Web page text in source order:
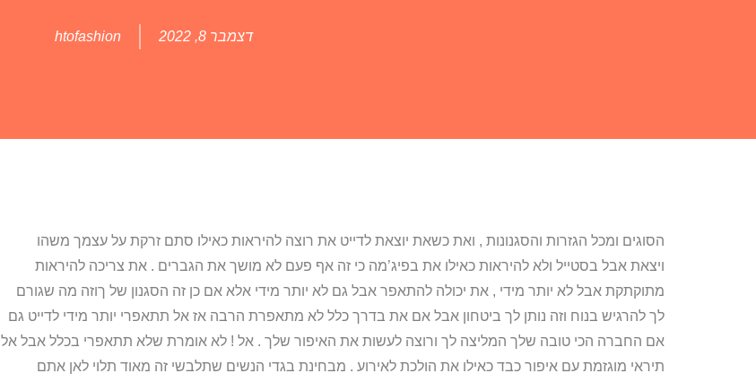
דצמבר 8, 2022 htofashion
הסוגים ומכל הגזרות והסגנונות , ואת כשאת יוצאת לדייט את רוצה להיראות כאילו סתם זרקת על עצמך משהו
ויצאת אבל בסטייל ולא להיראות כאילו את בפיג’מה כי זה אף פעם לא מושך את הגברים . את צריכה להיראות
מתוקתקת אבל לא יותר מידי , את יכולה להתאפר אבל גם לא יותר מידי אלא אם כן זה הסגנון של ךוזה מה שגורם
לך להרגיש בנוח וזה נותן לך ביטחון אבל אם את בדרך כלל לא מתאפרת הרבה אז אל תתאפרי יותר מידי לדייט גם
אם החברה הכי טובה שלך המליצה לך ורוצה לעשות את האיפור שלך . אל ! לא אומרת שלא תתאפרי בכלל אבל אל
תיראי מוגזמת עם איפור כבד כאילו את הולכת לאירוע . מבחינת בגדי הנשים שתלבשי זה מאוד תלוי לאן אתם